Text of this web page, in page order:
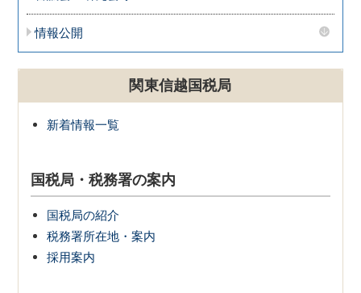
情報公開
関東信越国税局
新着情報一覧
国税局・税務署の案内
国税局の紹介
税務署所在地・案内
採用案内